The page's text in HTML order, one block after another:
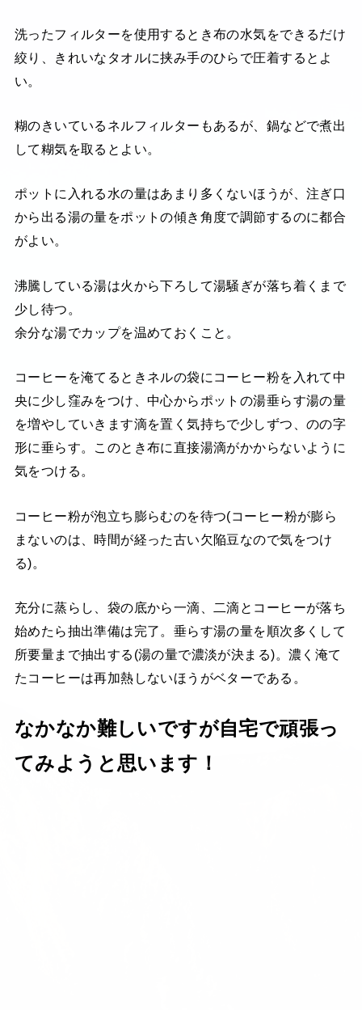
洗ったフィルターを使用するとき布の水気をできるだけ
絞り、きれいなタオルに挟み手のひらで圧着するとよ
い。
糊のきいているネルフィルターもあるが、鍋などで煮出
して糊気を取るとよい。
ポットに入れる水の量はあまり多くないほうが、注ぎ口
から出る湯の量をポットの傾き角度で調節するのに都合
がよい。
沸騰している湯は火から下ろして湯騒ぎが落ち着くまで
少し待つ。
余分な湯でカップを温めておくこと。
コーヒーを淹てるときネルの袋にコーヒー粉を入れて中
央に少し窪みをつけ、中心からポットの湯垂らす湯の量
を増やしていきます滴を置く気持ちで少しずつ、のの字
形に垂らす。このとき布に直接湯滴がかからないように
気をつける。
コーヒー粉が泡立ち膨らむのを待つ(コーヒー粉が膨ら
まないのは、時間が経った古い欠陥豆なので気をつけ
る)。
充分に蒸らし、袋の底から一滴、二滴とコーヒーが落ち
始めたら抽出準備は完了。垂らす湯の量を順次多くして
所要量まで抽出する(湯の量で濃淡が決まる)。濃く淹て
たコーヒーは再加熱しないほうがベターである。
なかなか難しいですが自宅で頑張っ
てみようと思います！